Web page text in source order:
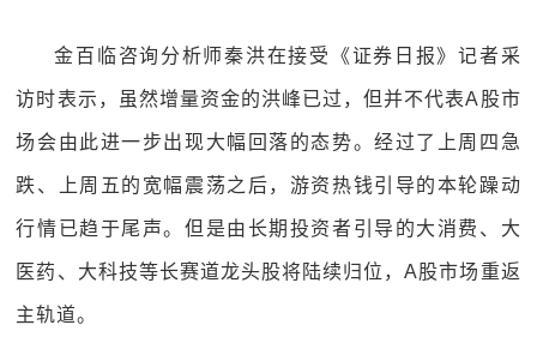
金百临咨询分析师秦洪在接受《证券日报》记者采
访时表示，虽然增量资金的洪峰已过，但并不代表A股市
场会由此进一步出现大幅回落的态势。经过了上周四急
跌、上周五的宽幅震荡之后，游资热钱引导的本轮躁动
行情已趋于尾声。但是由长期投资者引导的大消费、大
医药、大科技等长赛道龙头股将陆续归位，A股市场重返
主轨道。